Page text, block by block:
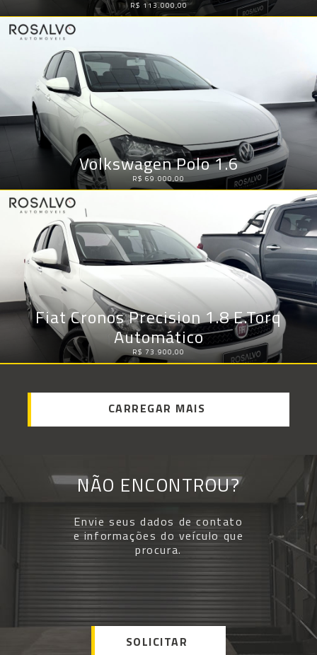
R$ 113.000,00
Volkswagen Polo 1.6
R$ 69.000,00
Fiat Cronos Precision 1.8 E.Torq
Automático
R$ 73.900,00
CARREGAR MAIS
NÃO ENCONTROU?
Envie seus dados de contato
e informações do veículo que
procura.
SOLICITAR